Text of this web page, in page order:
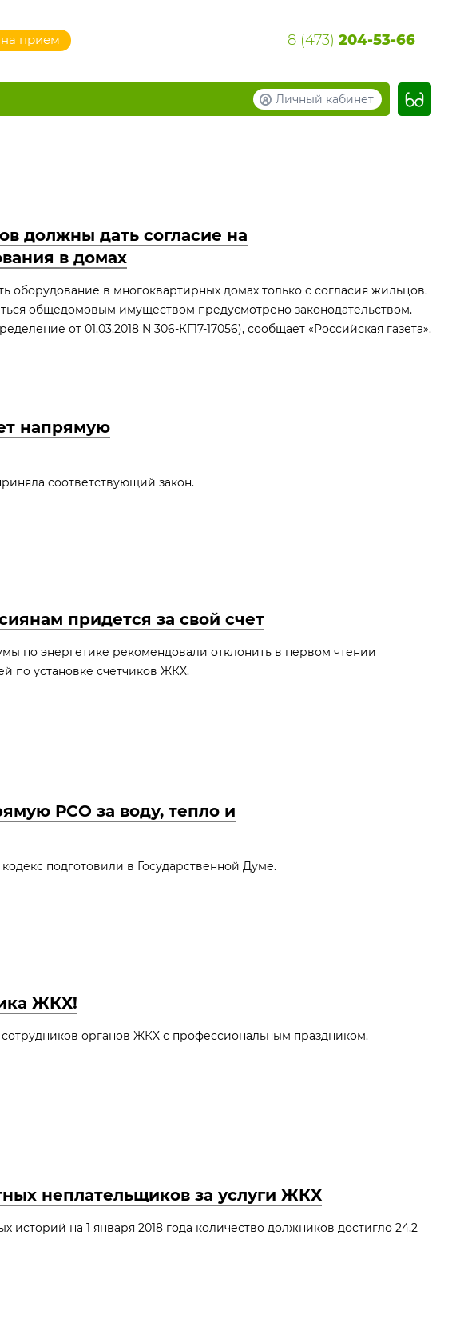
прием 8 (473) 204-53-66
Личный кабинет
должны дать согласие на
в домах
оборудование в многоквартирных домах только с согласия жильцов.
общедомовым имуществом предусмотрено законодательством.
от 01.03.2018 N 306-КГ17-17056), сообщает «Российская газета».
напрямую
соответствующий закон.
придется за свой счет
по энергетике рекомендовали отклонить в первом чтении
по установке счетчиков ЖКХ.
РСО за воду, тепло и
подготовили в Государственной Думе.
ЖКХ!
органов ЖКХ с профессиональным праздником.
неплательщиков за услуги ЖКХ
на 1 января 2018 года количество должников достигло 24,2